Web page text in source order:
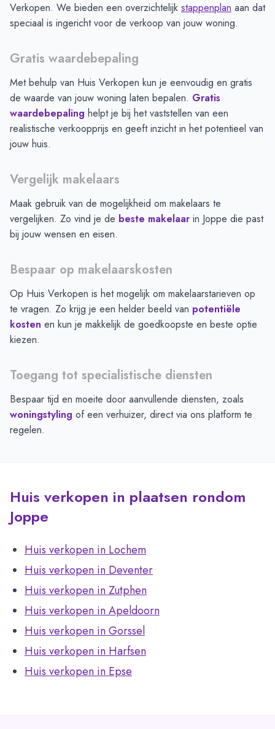
Verkopen. We bieden een overzichtelijk stappenplan aan dat
speciaal is ingericht voor de verkoop van jouw woning.
Gratis waardebepaling
Met behulp van Huis Verkopen kun je eenvoudig en gratis
de waarde van jouw woning laten bepalen. Gratis
waardebepaling helpt je bij het vaststellen van een
realistische verkoopprijs en geeft inzicht in het potentieel van
jouw huis.
Vergelijk makelaars
Maak gebruik van de mogelijkheid om makelaars te
vergelijken. Zo vind je de beste makelaar in Joppe die past
bij jouw wensen en eisen.
Bespaar op makelaarskosten
Op Huis Verkopen is het mogelijk om makelaarstarieven op
te vragen. Zo krijg je een helder beeld van potentiële
kosten en kun je makkelijk de goedkoopste en beste optie
kiezen.
Toegang tot specialistische diensten
Bespaar tijd en moeite door aanvullende diensten, zoals
woningstyling of een verhuizer, direct via ons platform te
regelen.
Huis verkopen in plaatsen rondom
Joppe
Huis verkopen in Lochem
Huis verkopen in Deventer
Huis verkopen in Zutphen
Huis verkopen in Apeldoorn
Huis verkopen in Gorssel
Huis verkopen in Harfsen
Huis verkopen in Epse